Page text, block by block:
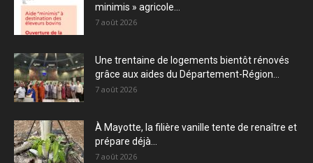
minimis » agricole...
7 août 2026
Une trentaine de logements bientôt rénovés
grâce aux aides du Département-Région...
7 août 2026
À Mayotte, la filière vanille tente de renaître et
prépare déjà...
7 août 2026